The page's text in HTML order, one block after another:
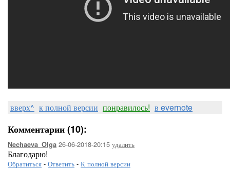
вверх^ к полной версии понравилось! в evernote
Комментарии (10):
Nechaeva_Olga 26-06-2018-20:15 удалить
Благодарю!
Обратиться - Ответить - К полной версии